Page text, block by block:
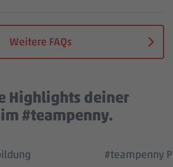
Weitere FAQs
Highlights deiner
#teampenny.
Zustimmung, um den
zu laden!
Wir
YouTube
#teampenny